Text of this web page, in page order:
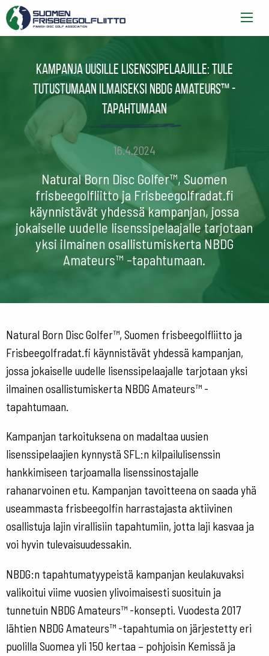
Kampanja uusille lisenssipelaajille: Tule
tutustumaan ilmaiseksi NBDG Amateurs™ -
tapahtumaan
16.4.2024
Natural Born Disc Golfer™, Suomen
frisbeegolfliitto ja Frisbeegolfradat.fi
käynnistävät yhdessä kampanjan, jossa
jokaiselle uudelle lisenssipelaajalle tarjotaan
yksi ilmainen osallistumiskerta NBDG
Amateurs™ -tapahtumaan.
Natural Born Disc Golfer™, Suomen frisbeegolfliitto ja
Frisbeegolfradat.fi käynnistävät yhdessä kampanjan,
jossa jokaiselle uudelle lisenssipelaajalle tarjotaan yksi
ilmainen osallistumiskerta NBDG Amateurs™ -
tapahtumaan.
Kampanjan tarkoituksena on madaltaa uusien
lisenssipelaajien kynnystä SFL:n kilpailulisenssin
hankkimiseen tarjoamalla lisenssinostajalle
rahanarvoinen etu. Kampanjan tavoitteena on saada yhä
useammasta frisbeegolfin harrastajasta aktiivinen
osallistuja lajin virallisiin tapahtumiin, jotta laji kasvaa ja
voi hyvin tulevaisuudessakin.
NBDG:n tapahtumatyypeistä kampanjan keulakuvaksi
valikoitui viime vuosien ylivoimaisesti suosituin ja
tunnetuin NBDG Amateurs™ -konsepti. Vuodesta 2017
lähtien NBDG Amateurs™ -tapahtumia on järjestetty eri
puolilla Suomea yli 150 kertaa – pohjoisin Kemissä ja